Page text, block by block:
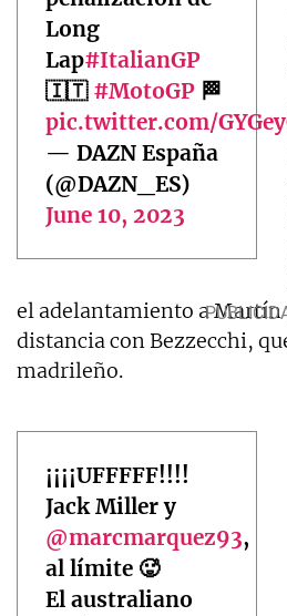
Long
Lap#ItalianGP
🇮🇹 #MotoGP 🏁
pic.twitter.com/
— DAZN España
(@DAZN_ES)
June 10, 2023
el adelantamiento a Martín
distancia con Bezzecchi,
madrileño.
¡¡¡¡UFFFFF!!!!
Jack Miller y
@marcmarquez93,
al límite 🥵
El australiano